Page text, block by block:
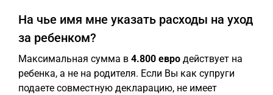
На чье имя мне указать расходы на уход
за ребенком?
Максимальная сумма в 4.800 евро действует на
ребенка, а не на родителя. Если Вы как супруги
подаете совместную декларацию, не имеет